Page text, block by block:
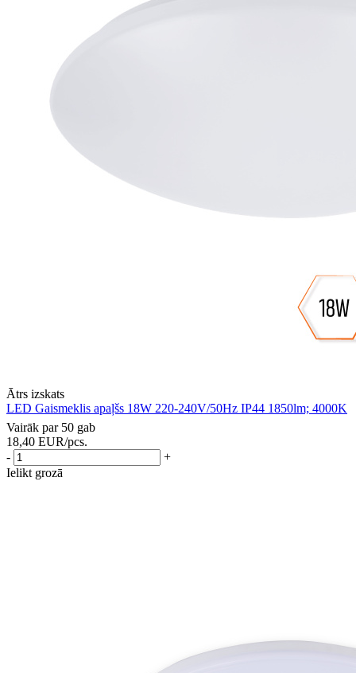
Ātrs izskats
LED Gaismeklis apaļšs 18W 220-240V/50Hz IP44 1850lm; 4000K
Vairāk par 50 gab
18,40 EUR/pcs.
-
+
Ielikt grozā